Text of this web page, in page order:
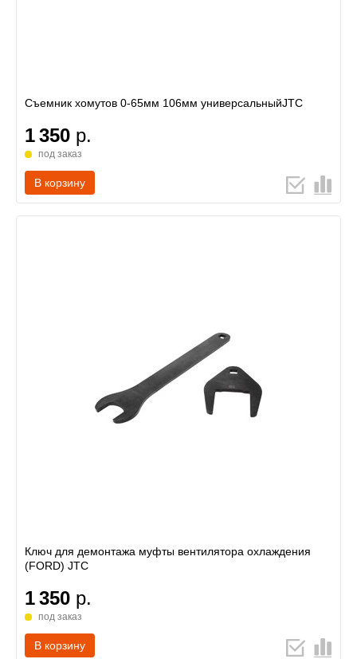
Съемник хомутов 0-65мм 106мм универсальныйJTC
1 350 р.
под заказ
В корзину
Ключ для демонтажа муфты вентилятора охлаждения
(FORD) JTC
1 350 р.
под заказ
В корзину